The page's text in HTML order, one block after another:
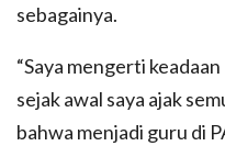
sebagainya.
“Saya mengerti
sejak awal saya ajak
bahwa menjadi guru di